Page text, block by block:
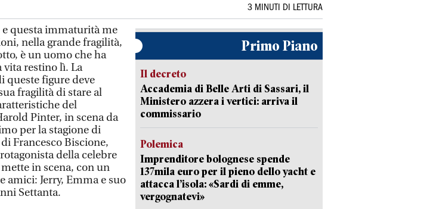
3 MINUTI DI LETTURA
e questa immaturità me
nella grande fragilità,
è un uomo che ha
vita restino lì. La
queste figure deve
fragilità di stare al
del
Pinter, in scena da
per la stagione di
Francesco Biscione,
della celebre
in scena, con un
amici: Jerry, Emma e suo
Settanta.
Primo Piano
Il decreto
Accademia di Belle Arti di Sassari, il
Ministero azzera i vertici: arriva il
commissario
Polemica
Imprenditore bolognese spende
137mila euro per il pieno dello yacht e
attacca l’isola: «Sardi di emme,
vergognatevi»